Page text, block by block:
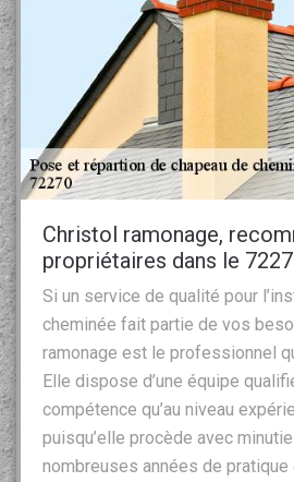
Christol ramonage,
propriétaires dans le
Si un service de qualité pour
cheminée fait partie de vos
ramonage est le professionnel
Elle dispose d’une équipe
compétence qu’au niveau
puisqu’elle procède avec
nombreuses années de pratique